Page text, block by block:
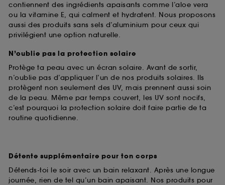
contiennent des ingrédients apaisants comme l’aloe vera
ou la vitamine E, qui calment et hydratent. Nous proposons
aussi des produits sans sels d’aluminium pour ceux qui
privilégient une option naturelle.
N’oublie pas la protection solaire
Protège ta peau avec un écran solaire. Avant de sortir,
n’oublie pas d’appliquer l’un de nos produits solaires. Ils
protègent non seulement des UV, mais prennent aussi soin
de la peau. Même par temps couvert, les UV sont nocifs,
c’est pourquoi la protection solaire doit faire partie de ta
routine quotidienne.
Détente supplémentaire pour ton corps
Détends-toi le soir avec un bain relaxant. Après une longue
journée, rien de tel qu’un bain apaisant. Nos produits pour